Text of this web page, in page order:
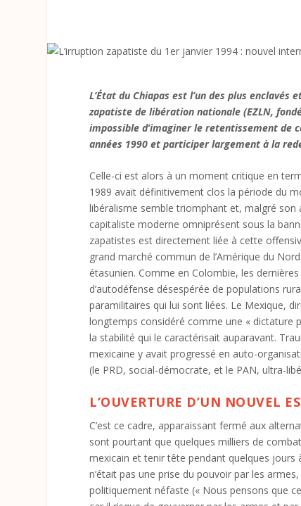
L’État du Chiapas est l’un des plus
zapatiste de libération nationale (EZLN,
impossible d’imaginer le retentissement
années 1990 et participer largement à la
Celle-ci est alors à un moment critique en
1989 avait définitivement clos la période du
libéralisme semble triomphant et, malgré son
capitaliste moderne omniprésent sous la
zapatistes est directement liée à cette
grand marché commun de l’Amérique du
étasunien. Comme en Colombie, les
d’autodéfense désespérée de populations
paramilitaires qui lui sont liées. Le Mexique,
longtemps considéré comme une « dictature
la stabilité qui le caractérisait auparavant.
mexicaine y avait progressé en auto-
(le PRD, social-démocrate, et le PAN, ultra-
L’OUVERTURE D’UN NOUVEL
C’est ce cadre, apparaissant fermé aux
sont pourtant que quelques milliers de
mexicain et tenir tête pendant quelques jours
n’était pas une prise du pouvoir par les
politiquement néfaste (« Nous pensons que